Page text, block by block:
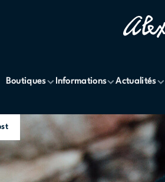
Boutiques Informations Actualités